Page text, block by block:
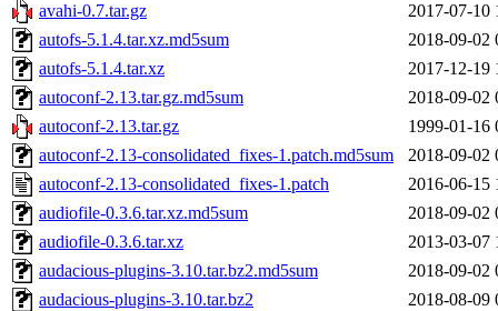
avahi-0.7.tar.gz
2017-07-10
autofs-5.1.4.tar.xz.md5sum
2018-09-02
autofs-5.1.4.tar.xz
2017-12-19
autoconf-2.13.tar.gz.md5sum
2018-09-02
autoconf-2.13.tar.gz
1999-01-16
autoconf-2.13-consolidated_fixes-1.patch.md5sum
2018-09-02
autoconf-2.13-consolidated_fixes-1.patch
2016-06-15
audiofile-0.3.6.tar.xz.md5sum
2018-09-02
audiofile-0.3.6.tar.xz
2013-03-07
audacious-plugins-3.10.tar.bz2.md5sum
2018-09-02
audacious-plugins-3.10.tar.bz2
2018-08-09